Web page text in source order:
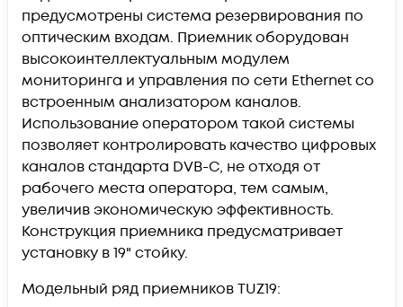
предусмотрены система резервирования по
оптическим входам. Приемник оборудован
высокоинтеллектуальным модулем
мониторинга и управления по сети Ethernet со
встроенным анализатором каналов.
Использование оператором такой системы
позволяет контролировать качество цифровых
каналов стандарта DVB-C, не отходя от
рабочего места оператора, тем самым,
увеличив экономическую эффективность.
Конструкция приемника предусматривает
установку в 19" стойку.
Модельный ряд приемников TUZ19: